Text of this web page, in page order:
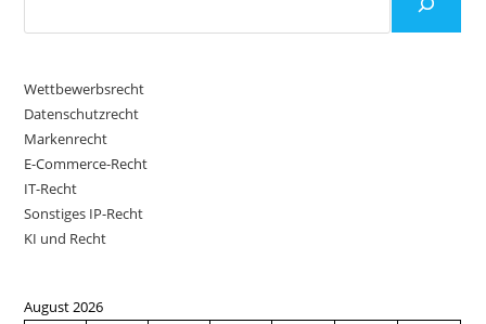
Wettbewerbsrecht
Datenschutzrecht
Markenrecht
E-Commerce-Recht
IT-Recht
Sonstiges IP-Recht
KI und Recht
August 2026